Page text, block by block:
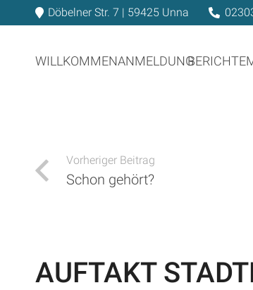
Döbelner Str. 7 | 59425 Unna
WILLKOMMENANMELDUNGBERICHTE
Vorheriger Beitrag
Schon gehört?
AUFTAKT